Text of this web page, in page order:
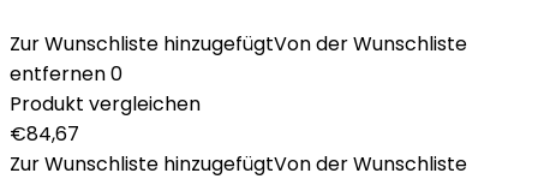
Zur Wunschliste hinzugefügtVon der Wunschliste
entfernen0
Produkt vergleichen
€84,67
Zur Wunschliste hinzugefügtVon der Wunschliste